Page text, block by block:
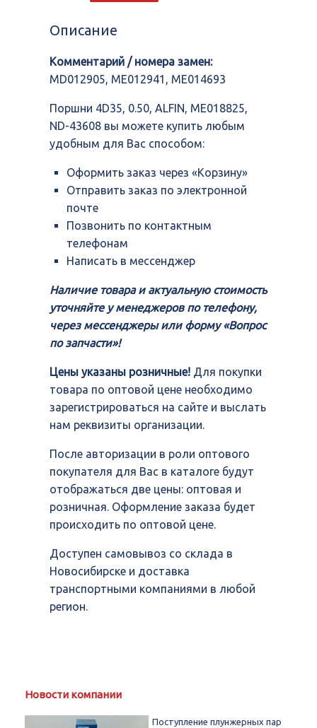
ALFIN,
ND-
43608
Описание
Комментарий / номера замен:
MD012905, ME012941, ME014693
Поршни 4D35, 0.50, ALFIN, ME018825,
ND-43608 вы можете купить любым
удобным для Вас способом:
Оформить заказ через «Корзину»
Отправить заказ по электронной
почте
Позвонить по контактным
телефонам
Написать в мессенджер
Наличие товара и актуальную стоимость
уточняйте у менеджеров по телефону,
через мессенджеры или форму «Вопрос
по запчасти»!
Цены указаны розничные! Для покупки
товара по оптовой цене необходимо
зарегистрироваться на сайте и выслать
нам реквизиты организации.
После авторизации в роли оптового
покупателя для Вас в каталоге будут
отображаться две цены: оптовая и
розничная. Оформление заказа будет
происходить по оптовой цене.
Доступен самовывоз со склада в
Новосибирске и доставка
транспортными компаниями в любой
регион.
Новости компании
Поступление плунжерных пар